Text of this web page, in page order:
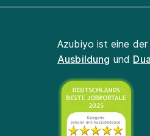
Azubiyo ist eine
Ausbildung und